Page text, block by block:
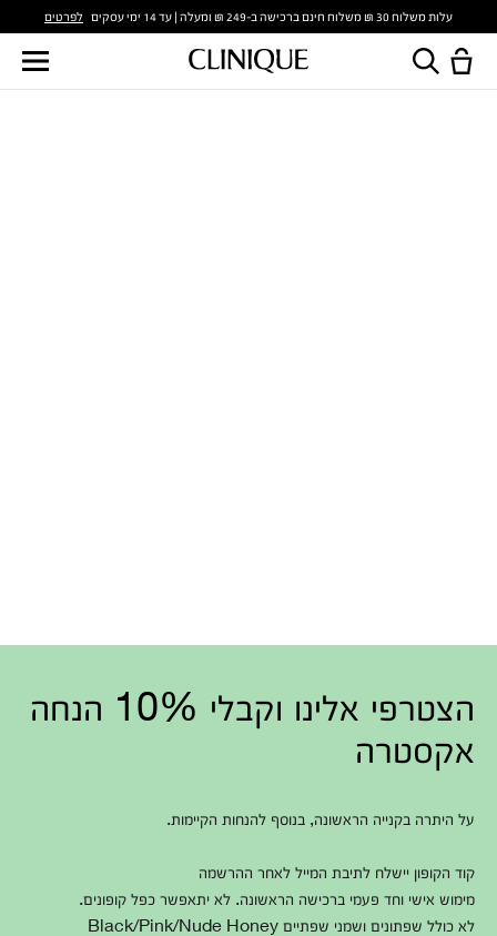
עלות משלוח 30 ₪ משלוח חינם ברכישה ב-249 ₪ ומעלה | עד 14 ימי עסקים לפרטים
הצטרפי אלינו וקבלי 10% הנחה
אקסטרה
על היתרה בקנייה הראשונה, בנוסף להנחות הקיימות.
קוד הקופון יישלח לתיבת המייל לאחר ההרשמה
מימוש אישי וחד פעמי ברכישה הראשונה. לא יתאפשר כפל קופונים.
לא כולל שפתונים ושמני שפתיים Black/Pink/Nude Honey